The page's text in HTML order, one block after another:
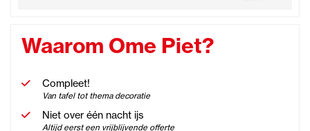
Waarom Ome Piet?
Compleet!
Van tafel tot thema decoratie
Niet over één nacht ijs
Altijd eerst een vrijblijvende offerte